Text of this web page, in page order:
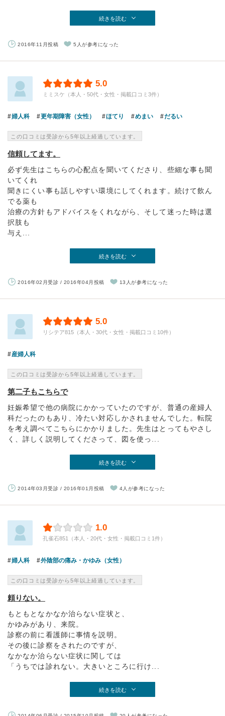
続きを読む
2016年11月投稿 5人が参考になった
5.0
ミミスケ（本人・50代・女性・掲載口コミ3件）
婦人科 更年期障害（女性） ほてり めまい だるい
この口コミは受診から5年以上経過しています。
信頼してます。
必ず先生はこちらの心配点を聞いてくださり、些細な事も聞
いてくれ
聞きにくい事も話しやすい環境にしてくれます。続けて飲ん
でる薬も
治療の方針もアドバイスをくれながら、そして迷った時は選
択肢も
与え...
続きを読む
2016年02月受診 / 2016年04月投稿 13人が参考になった
5.0
リシテア815（本人・30代・女性・掲載口コミ10件）
産婦人科
この口コミは受診から5年以上経過しています。
第二子もこちらで
妊娠希望で他の病院にかかっていたのですが、普通の産婦人
科だったのもあり、冷たい対応しかされませんでした。転院
を考え調べてこちらにかかりました。先生はとってもやさし
く、詳しく説明してくださって、図を使っ...
続きを読む
2014年03月受診 / 2016年01月投稿 4人が参考になった
1.0
孔雀石851（本人・20代・女性・掲載口コミ1件）
婦人科 外陰部の痛み・かゆみ（女性）
この口コミは受診から5年以上経過しています。
頼りない。
もともとなかなか治らない症状と、
かゆみがあり、来院。
診察の前に看護師に事情を説明。
その後に診察をされたのですが、
なかなか治らない症状に関しては
「うちでは診れない。大きいところに行け...
続きを読む